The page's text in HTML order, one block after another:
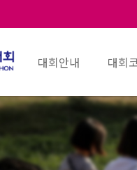
대회안내 대회